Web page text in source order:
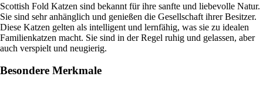
Scottish Fold Katzen sind bekannt für ihre sanfte und liebevolle Natur.
Sie sind sehr anhänglich und genießen die Gesellschaft ihrer Besitzer.
Diese Katzen gelten als intelligent und lernfähig, was sie zu idealen
Familienkatzen macht. Sie sind in der Regel ruhig und gelassen, aber
auch verspielt und neugierig.
Besondere Merkmale